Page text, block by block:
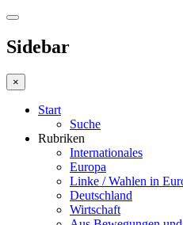
Sidebar
×
Start
Suche
Rubriken
Internationales
Europa
Linke / Wahlen in
Deutschland
Wirtschaft